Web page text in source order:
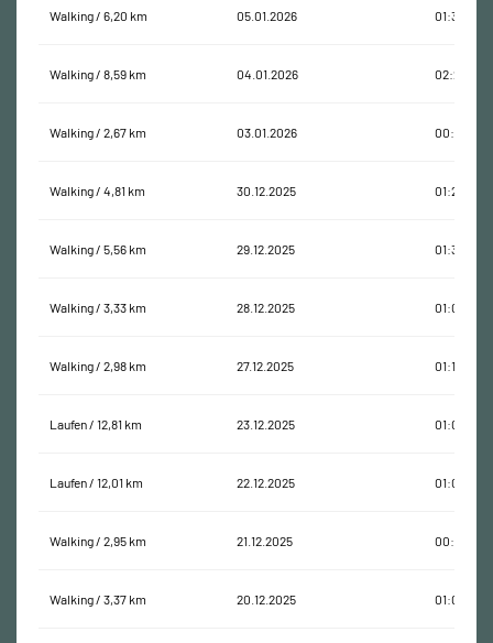
Walking / 6,20 km 05.01.2026 01:32:11
Walking / 8,59 km 04.01.2026 02:23:29
Walking / 2,67 km 03.01.2026 00:47:07
Walking / 4,81 km 30.12.2025 01:21:26
Walking / 5,56 km 29.12.2025 01:38:25
Walking / 3,33 km 28.12.2025 01:06:02
Walking / 2,98 km 27.12.2025 01:12:35
Laufen / 12,81 km 23.12.2025 01:08:14
Laufen / 12,01 km 22.12.2025 01:06:55
Walking / 2,95 km 21.12.2025 00:57:40
Walking / 3,37 km 20.12.2025 01:00:03